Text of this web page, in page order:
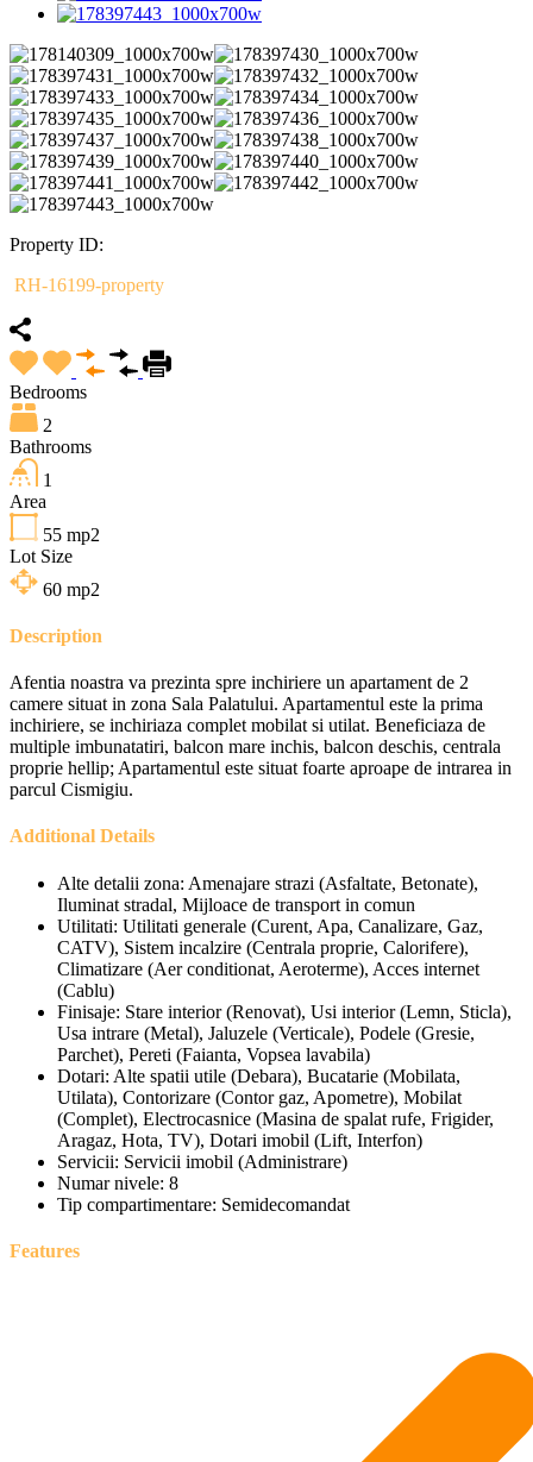
Property ID:
RH-16199-property
Bedrooms
2
Bathrooms
1
Area
55 mp2
Lot Size
60 mp2
Description
Afentia noastra va prezinta spre inchiriere un apartament de 2
camere situat in zona Sala Palatului. Apartamentul este la prima
inchiriere, se inchiriaza complet mobilat si utilat. Beneficiaza de
multiple imbunatatiri, balcon mare inchis, balcon deschis, centrala
proprie hellip; Apartamentul este situat foarte aproape de intrarea in
parcul Cismigiu.
Additional Details
Alte detalii zona: Amenajare strazi (Asfaltate, Betonate),
Iluminat stradal, Mijloace de transport in comun
Utilitati: Utilitati generale (Curent, Apa, Canalizare, Gaz,
CATV), Sistem incalzire (Centrala proprie, Calorifere),
Climatizare (Aer conditionat, Aeroterme), Acces internet
(Cablu)
Finisaje: Stare interior (Renovat), Usi interior (Lemn, Sticla),
Usa intrare (Metal), Jaluzele (Verticale), Podele (Gresie,
Parchet), Pereti (Faianta, Vopsea lavabila)
Dotari: Alte spatii utile (Debara), Bucatarie (Mobilata,
Utilata), Contorizare (Contor gaz, Apometre), Mobilat
(Complet), Electrocasnice (Masina de spalat rufe, Frigider,
Aragaz, Hota, TV), Dotari imobil (Lift, Interfon)
Servicii: Servicii imobil (Administrare)
Numar nivele: 8
Tip compartimentare: Semidecomandat
Features